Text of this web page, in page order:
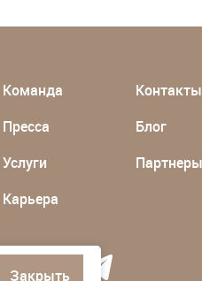
Команда
Пресса
Услуги
Карьера
Контакты
Блог
Партнеры
Закрыть